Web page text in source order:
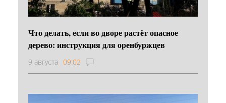
Что делать, если во дворе растёт опасное
дерево: инструкция для оренбуржцев
9 августа 09:02